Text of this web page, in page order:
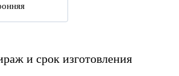
и срок изготовления